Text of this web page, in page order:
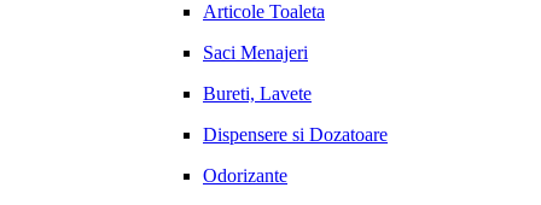
Articole Toaleta
Saci Menajeri
Bureti, Lavete
Dispensere si Dozatoare
Odorizante